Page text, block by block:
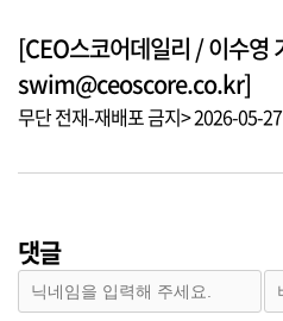
[CEO스코어데일리 / 이수영
swim@ceoscore.co.kr]
무단 전재-재배포 금지> 2026-05-
댓글